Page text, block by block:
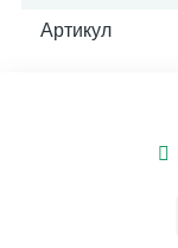
Артикул